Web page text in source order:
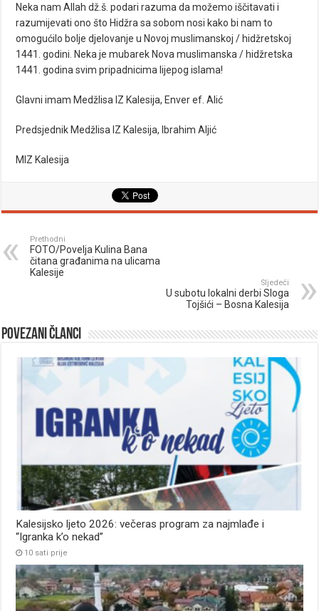
Neka nam Allah dž.š. podari razuma da možemo iščitavati i
razumijevati ono što Hidžra sa sobom nosi kako bi nam to
omogućilo bolje djelovanje u Novoj muslimanskoj / hidžretskoj
1441. godini. Neka je mubarek Nova muslimanska / hidžretska
1441. godina svim pripadnicima lijepog islama!
Glavni imam Medžlisa IZ Kalesija, Enver ef. Alić
Predsjednik Medžlisa IZ Kalesija, Ibrahim Aljić
MIZ Kalesija
Prethodni
FOTO/Povelja Kulina Bana
čitana građanima na ulicama
Kalesije
Sljedeći
U subotu lokalni derbi Sloga
Tojšići – Bosna Kalesija
Povezani članci
Kalesijsko ljeto 2026: večeras program za najmlađe i
“Igranka k’o nekad”
10 sati prije